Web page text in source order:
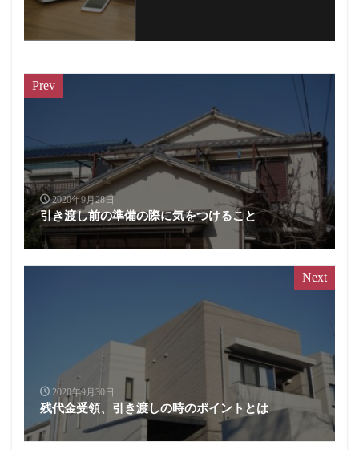
Prev
2020年9月28日
引き渡し前の準備の際に気をつけること
Next
2020年9月30日
残代金受領、引き渡しの時のポイントとは